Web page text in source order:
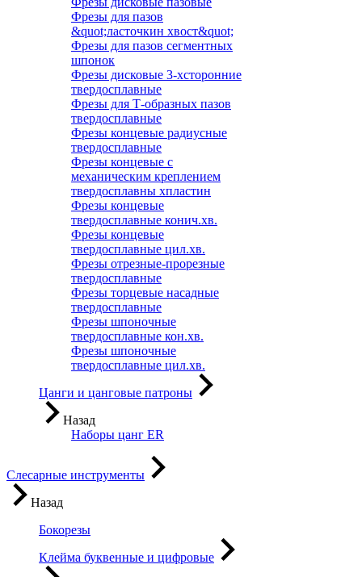
Фрезы для пазов
&quot;ласточкин хвост&quot;
Фрезы для пазов сегментных
шпонок
Фрезы дисковые 3-хсторонние
твердосплавные
Фрезы для Т-образных пазов
твердосплавные
Фрезы концевые радиусные
твердосплавные
Фрезы концевые с
механическим креплением
твердосплавны хпластин
Фрезы концевые
твердосплавные конич.хв.
Фрезы концевые
твердосплавные цил.хв.
Фрезы отрезные-прорезные
твердосплавные
Фрезы торцевые насадные
твердосплавные
Фрезы шпоночные
твердосплавные кон.хв.
Фрезы шпоночные
твердосплавные цил.хв.
Цанги и цанговые патроны
Назад
Наборы цанг ER
Слесарные инструменты
Назад
Бокорезы
Клейма буквенные и цифровые